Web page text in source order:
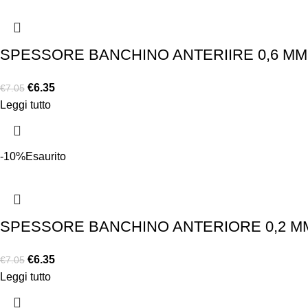
SPESSORE BANCHINO ANTERIIRE 0,6
€7.05 €6.35
Leggi tutto
-10%Esaurito
SPESSORE BANCHINO ANTERIORE 0,2
€7.05 €6.35
Leggi tutto